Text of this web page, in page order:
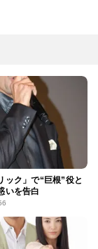
ック」で“巨根”役と
いを告白